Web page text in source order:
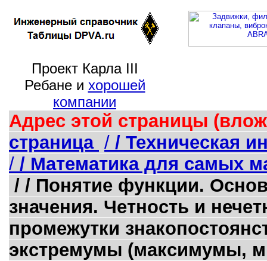
Проект Карла III
Ребане и хорошей
компании
Адрес этой страницы
страница / / Техническая
/ / Математика для самых
/ / Понятие функции.
значения. Четность и
промежутки
экстремумы (максимумы,